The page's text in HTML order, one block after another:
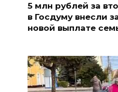
5 млн рублей за
в Госдуму внесли
новой выплате